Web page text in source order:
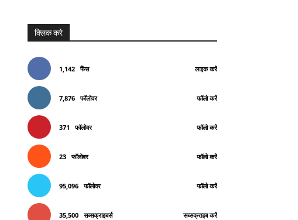
क्लिक करे
1,142 फैंस लाइक करें
7,876 फॉलोवर फॉलो करें
371 फॉलोवर फॉलो करें
23 फॉलोवर फॉलो करें
95,096 फॉलोवर फॉलो करें
35,500 सब्सक्राइबर्स सब्सक्राइब करें